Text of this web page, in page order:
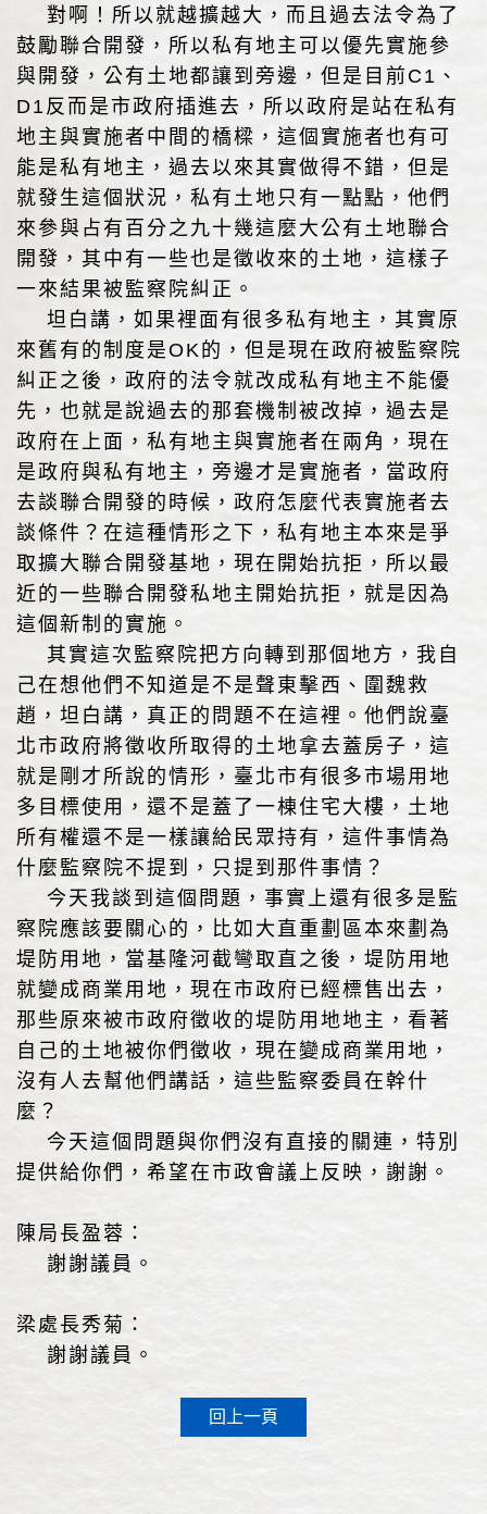
對啊！所以就越擴越大，而且過去法令為了
鼓勵聯合開發，所以私有地主可以優先實施參
與開發，公有土地都讓到旁邊，但是目前C1、
D1反而是市政府插進去，所以政府是站在私有
地主與實施者中間的橋樑，這個實施者也有可
能是私有地主，過去以來其實做得不錯，但是
就發生這個狀況，私有土地只有一點點，他們
來參與占有百分之九十幾這麼大公有土地聯合
開發，其中有一些也是徵收來的土地，這樣子
一來結果被監察院糾正。
坦白講，如果裡面有很多私有地主，其實原
來舊有的制度是OK的，但是現在政府被監察院
糾正之後，政府的法令就改成私有地主不能優
先，也就是說過去的那套機制被改掉，過去是
政府在上面，私有地主與實施者在兩角，現在
是政府與私有地主，旁邊才是實施者，當政府
去談聯合開發的時候，政府怎麼代表實施者去
談條件？在這種情形之下，私有地主本來是爭
取擴大聯合開發基地，現在開始抗拒，所以最
近的一些聯合開發私地主開始抗拒，就是因為
這個新制的實施。
其實這次監察院把方向轉到那個地方，我自
己在想他們不知道是不是聲東擊西、圍魏救
趙，坦白講，真正的問題不在這裡。他們說臺
北市政府將徵收所取得的土地拿去蓋房子，這
就是剛才所說的情形，臺北市有很多市場用地
多目標使用，還不是蓋了一棟住宅大樓，土地
所有權還不是一樣讓給民眾持有，這件事情為
什麼監察院不提到，只提到那件事情？
今天我談到這個問題，事實上還有很多是監
察院應該要關心的，比如大直重劃區本來劃為
堤防用地，當基隆河截彎取直之後，堤防用地
就變成商業用地，現在市政府已經標售出去，
那些原來被市政府徵收的堤防用地地主，看著
自己的土地被你們徵收，現在變成商業用地，
沒有人去幫他們講話，這些監察委員在幹什
麼？
今天這個問題與你們沒有直接的關連，特別
提供給你們，希望在市政會議上反映，謝謝。
陳局長盈蓉：
謝謝議員。
梁處長秀菊：
謝謝議員。
回上一頁